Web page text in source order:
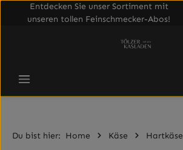
Entdecken Sie unser Sortiment mit
unseren tollen Feinschmecker-Abos!
Du bist hier: Home Käse Hartkäse